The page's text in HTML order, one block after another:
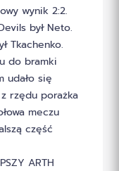
wynik 2:2.
był Neto.
Tkachenko.
do bramki
udało się
rzędu porażka
meczu
część
ARTH